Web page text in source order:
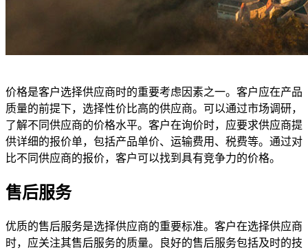
价格是客户选择供应商时的重要考虑因素之一。客户应在产品
质量的前提下，选择性价比高的供应商。可以通过市场调研，
了解不同供应商的价格水平。客户在询价时，应要求供应商提
供详细的报价单，包括产品单价、运输费用、税费等。通过对
比不同供应商的报价，客户可以找到具有竞争力的价格。
售后服务
优质的售后服务是选择供应商的重要标准。客户在选择供应商
时，应关注其售后服务的质量。良好的售后服务包括及时的技